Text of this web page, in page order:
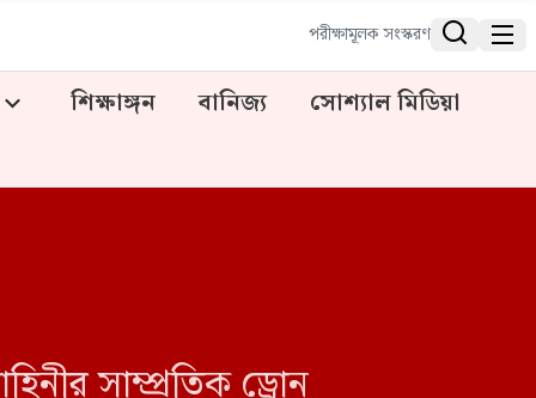
পরীক্ষামূলক সংস্করণ  
শিক্ষাঙ্গন বানিজ্য
সোশ্যাল মিডিয়া
সাম্প্রতিক ড্রোন